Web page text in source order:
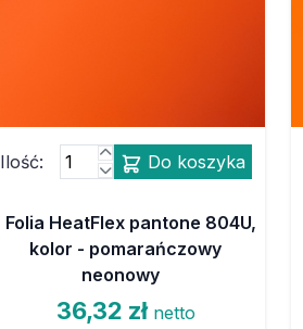
Ilość: Do koszyka
Folia HeatFlex pantone 804U,
kolor - pomarańczowy
neonowy
36,32 zł netto